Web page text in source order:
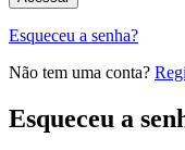
Esqueceu a senha?
Não tem uma conta?
Esqueceu a